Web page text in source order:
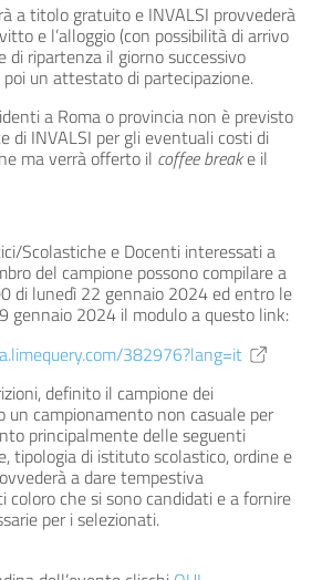
a titolo gratuito e INVALSI provvederà
e l’alloggio (con possibilità di arrivo
di ripartenza il giorno successivo
un attestato di partecipazione.
a Roma o provincia non è previsto
di INVALSI per gli eventuali costi di
ma verrà offerto il coffee breake il
Scolastiche e Docenti interessati a
del campione possono compilare a
di lunedì 22 gennaio 2024 ed entro le
gennaio 2024 il modulo a questo link:
382976?lang=it
definito il campione dei
un campionamento non casuale per
principalmente delle seguenti
tipologia di istituto scolastico, ordine e
a dare tempestiva
coloro che si sono candidati e a fornire
per i selezionati.